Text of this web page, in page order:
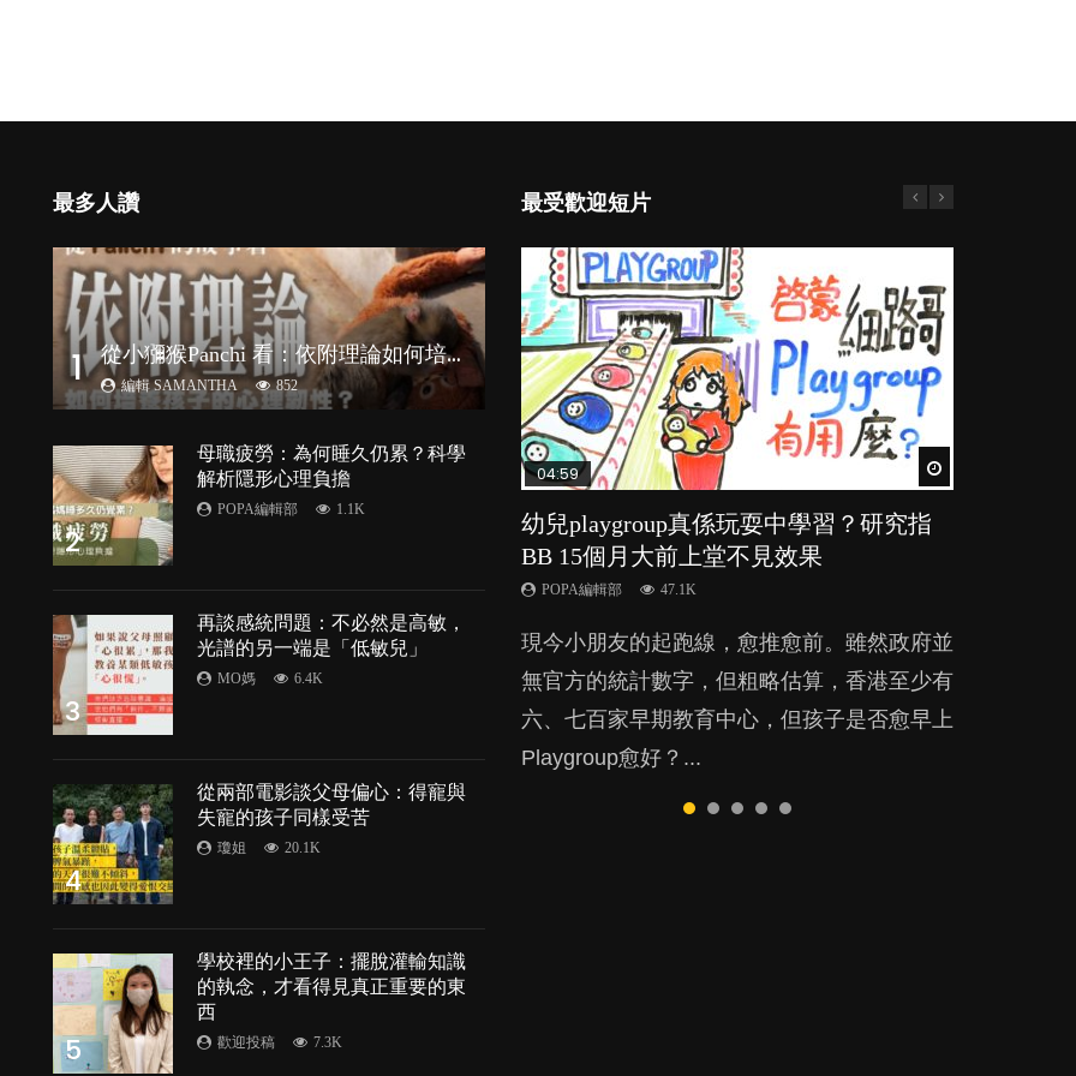
最多人讚
1 從
小獼猴Panchi 看：依附理論如何培養孩子心理韌性？
編輯 SAMANTHA 852
2
母職疲勞：為何睡久仍累？科學
解析隱形心理負擔
POPA編輯部 1.1K
3
再談感統問題：不必然是高敏，
光譜的另一端是「低敏兒」
MO媽 6.4K
4
從兩部電影談父母偏心：得寵與
失寵的孩子同樣受苦
瓊姐 20.1K
5
學校裡的小王子：擺脫灌輸知識
的執念，才看得見真正重要的東
西
歡迎投稿 7.3K
最受歡迎短片
04:59
幼兒playgroup真係玩耍中學習？研究指
BB 15個月大前上堂不見效果
POPA編輯部 47.1K
現今小朋友的起跑線，愈推愈前。雖然政府並
無官方的統計數字，但粗略估算，香港至少有
六、七百家早期教育中心，但孩子是否愈早上
Playgroup愈好？...
03:39
幼稚園遊戲課 如何刺激幼兒自發學習取
代獎勵與懲罰？
POPA編輯部 33.1K
由美國學者所創的 tools of the mind 課程，學
生以遊戲方式學習，學術能力和自制能力亦明
顯比其他小朋友優勝，到底這課程有何特別之
處？...
03:02
老公患產後憂鬱症對BB的影響
POPA編輯部 15.9K
後抑鬱，影響日常生活，嚴重的甚至會有自
殺，或傷害小朋友的念頭。但為何爸爸患上產
後抑鬱往往難以察覺？...
04:06
全職好？在職好？｜全職媽媽與在職媽媽
的壓力與價值
POPA編輯部 25.8K
許多媽媽心底可能都有一刻掙扎過：究竟全職
好，還是在職好。雖說每個家庭都有自己的獨
特狀況和考慮因素，但原來全職和在職媽媽所
養育的子女其實都各有擅長。...
03:41
BB口腔期乜都放入口，父母該制止還是
放手？
POPA編輯部 25.5K
BB最喜歡隨手拿起什麼都放入口中，有人說
一旦養成吮手指的習慣，大個就很難戒，但原
來一刀切阻止他們放東西入口，隨時會影響孩
子的身心發展？...